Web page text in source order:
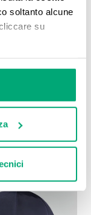
soltanto alcune
su